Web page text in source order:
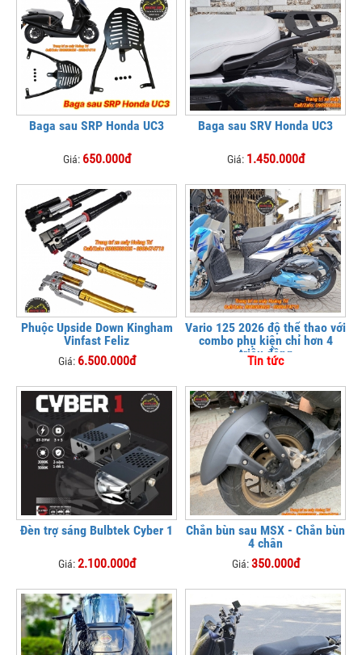
Baga sau SRP Honda UC3
Giá: 650.000đ
Baga sau SRV Honda UC3
Giá: 1.450.000đ
Phuộc Upside Down Kingham
Vinfast Feliz
Giá: 6.500.000đ
Vario 125 2026 độ thể thao với
combo phụ kiện chỉ hơn 4
triệu đồng
Tin tức
Đèn trợ sáng Bulbtek Cyber 1
Giá:2.100.000đ
Chắn bùn sau MSX - Chắn bùn
4 chân
Giá:350.000đ